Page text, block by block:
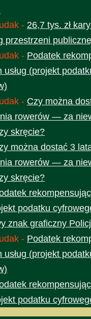
- 26,7 tys. zł
przestrzeni
- Podatek
usług (projekt
- Czy można
rowerów — za
skręcie?
można dostać 3
rowerów — za
skręcie?
podatku
znak graficzny
- Podatek
usług (projekt
podatku